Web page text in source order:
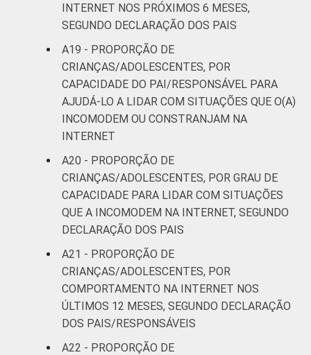
INTERNET NOS PRÓXIMOS 6 MESES,
SEGUNDO DECLARAÇÃO DOS PAIS
A19 - PROPORÇÃO DE
CRIANÇAS/ADOLESCENTES, POR
CAPACIDADE DO PAI/RESPONSÁVEL PARA
AJUDÁ-LO A LIDAR COM SITUAÇÕES QUE O(A)
INCOMODEM OU CONSTRANJAM NA
INTERNET
A20 - PROPORÇÃO DE
CRIANÇAS/ADOLESCENTES, POR GRAU DE
CAPACIDADE PARA LIDAR COM SITUAÇÕES
QUE A INCOMODEM NA INTERNET, SEGUNDO
DECLARAÇÃO DOS PAIS
A21 - PROPORÇÃO DE
CRIANÇAS/ADOLESCENTES, POR
COMPORTAMENTO NA INTERNET NOS
ÚLTIMOS 12 MESES, SEGUNDO DECLARAÇÃO
DOS PAIS/RESPONSÁVEIS
A22 - PROPORÇÃO DE